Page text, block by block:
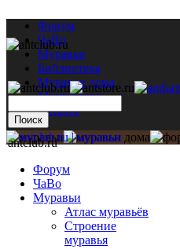
Форум
ЧаВо
Муравьи
Библиотека
Муравьи дома
Мастерская
Каталог
antclub.ru
Форум
ЧаВо
Муравьи
Атлас муравьёв
Строение
муравья